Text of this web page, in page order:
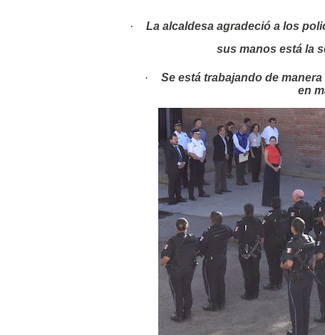
·
La alcaldesa agradeció a los
sus manos está la
·
Se está trabajando de
en